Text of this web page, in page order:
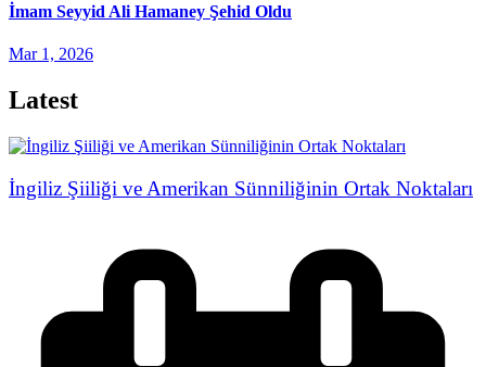
İmam Seyyid Ali Hamaney Şehid Oldu
Mar 1, 2026
Latest
İngiliz Şiiliği ve Amerikan Sünniliğinin Ortak Noktaları